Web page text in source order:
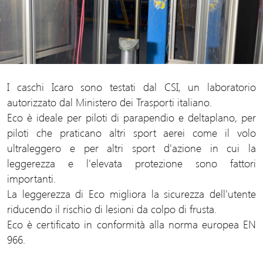
I caschi Icaro sono testati dal CSI, un laboratorio
autorizzato dal Ministero dei Trasporti italiano.
Eco è ideale per piloti di parapendio e deltaplano, per
piloti che praticano altri sport aerei come il volo
ultraleggero e per altri sport d'azione in cui la
leggerezza e l'elevata protezione sono fattori
importanti.
La leggerezza di Eco migliora la sicurezza dell'utente
riducendo il rischio di lesioni da colpo di frusta.
Eco è certificato in conformità alla norma europea EN
966.